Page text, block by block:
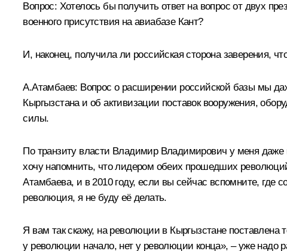
Вопрос: Хотелось бы получить ответ на вопрос от двух
военного присутствия на авиабазе Кант?
И, наконец, получила ли российская сторона заверения,
А.Атамбаев: Вопрос о расширении российской базы мы
Кыргызстана и об активизации поставок вооружения,
силы.
По транзиту власти Владимир Владимирович у меня даже
хочу напомнить, что лидером обеих прошедших
Атамбаева, и в 2010 году, если вы сейчас вспомните, где
революция, я не буду её делать.
Я вам так скажу, на революции в Кыргызстане
у революции начало, нет у революции конца», – уже надо